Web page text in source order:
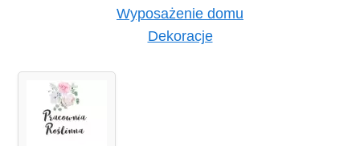
Wyposażenie domu
Dekoracje